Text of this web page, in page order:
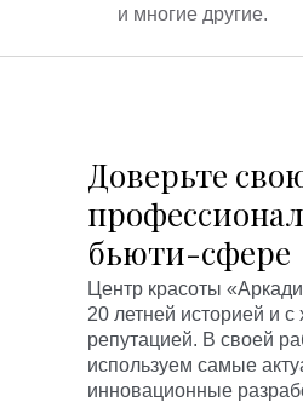
и многие другие.
Доверьте
бьюти-сфере
Центр красоты
20 летней историей и
репутацией. В своей
используем самые
инновационные